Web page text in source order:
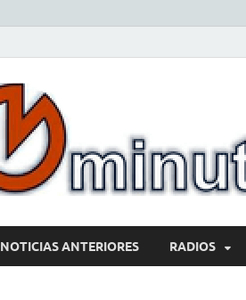
NOTICIAS ANTERIORES RADIOS